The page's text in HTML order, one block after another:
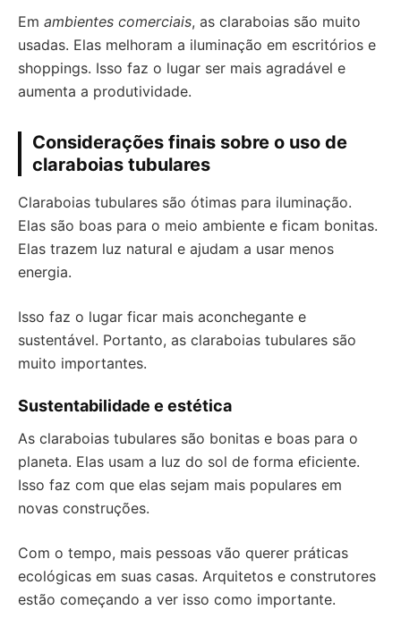
Em ambientes comerciais, as claraboias são muito
usadas. Elas melhoram a iluminação em escritórios e
shoppings. Isso faz o lugar ser mais agradável e
aumenta a produtividade.
Considerações finais sobre o uso de
claraboias tubulares
Claraboias tubulares são ótimas para iluminação.
Elas são boas para o meio ambiente e ficam bonitas.
Elas trazem luz natural e ajudam a usar menos
energia.
Isso faz o lugar ficar mais aconchegante e
sustentável. Portanto, as claraboias tubulares são
muito importantes.
Sustentabilidade e estética
As claraboias tubulares são bonitas e boas para o
planeta. Elas usam a luz do sol de forma eficiente.
Isso faz com que elas sejam mais populares em
novas construções.
Com o tempo, mais pessoas vão querer práticas
ecológicas em suas casas. Arquitetos e construtores
estão começando a ver isso como importante.